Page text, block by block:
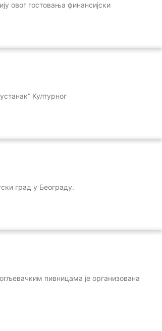
овог гостовања финансијски
Културног
град у Београду.
пивницама је организована